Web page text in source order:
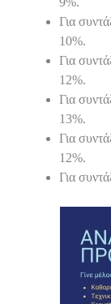
Για
10%.
Για
12%.
Για
13%.
Για
12%.
Για